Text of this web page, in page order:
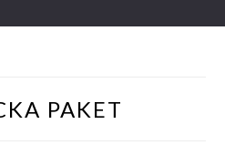
PAKET